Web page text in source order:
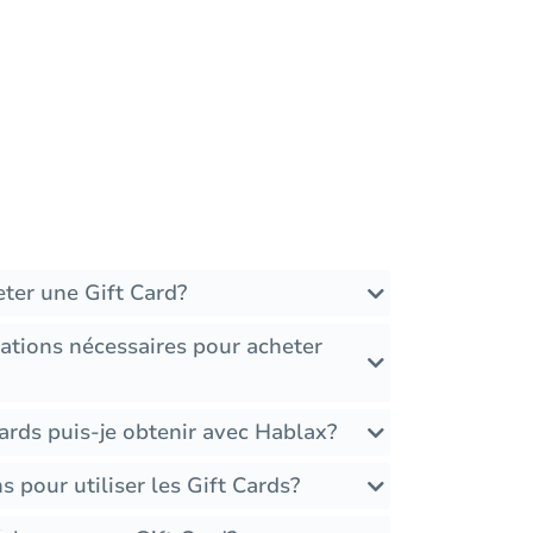
une Gift Card?
nécessaires pour acheter
puis-je obtenir avec Hablax?
pour utiliser les Gift Cards?